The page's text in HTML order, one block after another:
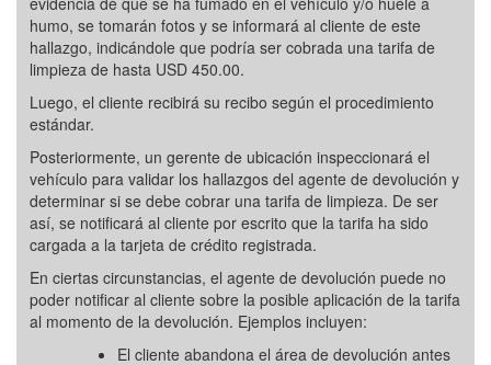
humo, se tomarán fotos y se informará al cliente de este
hallazgo, indicándole que podría ser cobrada una tarifa de
limpieza de hasta USD 450.00.
Luego, el cliente recibirá su recibo según el procedimiento
estándar.
Posteriormente, un gerente de ubicación inspeccionará el
vehículo para validar los hallazgos del agente de devolución y
determinar si se debe cobrar una tarifa de limpieza. De ser
así, se notificará al cliente por escrito que la tarifa ha sido
cargada a la tarjeta de crédito registrada.
En ciertas circunstancias, el agente de devolución puede no
poder notificar al cliente sobre la posible aplicación de la tarifa
al momento de la devolución. Ejemplos incluyen:
El cliente abandona el área de devolución antes